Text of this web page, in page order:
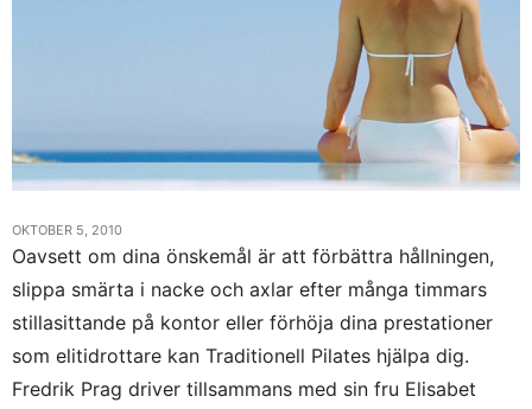
OKTOBER 5, 2010
Oavsett om dina önskemål är att förbättra hållningen,
slippa smärta i nacke och axlar efter många timmars
stillasittande på kontor eller förhöja dina prestationer
som elitidrottare kan Traditionell Pilates hjälpa dig.
Fredrik Prag driver tillsammans med sin fru Elisabet